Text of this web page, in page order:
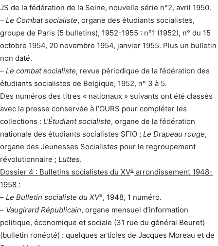
JS de la fédération de la Seine, nouvelle série n°2, avril 1950.
– Le Combat socialiste, organe des étudiants socialistes,
groupe de Paris (5 bulletins), 1952-1955 : n°1 (1952), n° du 15
octobre 1954, 20 novembre 1954, janvier 1955. Plus un bulletin
non daté.
– Le combat socialiste, revue périodique de la fédération des
étudiants socialistes de Belgique, 1952, n° 3 à 5.
Des numéros des titres « nationaux » suivants ont été classés
avec la presse conservée à l’OURS pour compléter les
collections : L’Étudiant socialiste, organe de la fédération
nationale des étudiants socialistes SFIO ; Le Drapeau rouge,
organe des Jeunesses Socialistes pour le regroupement
révolutionnaire ; Luttes.
Dossier 4 : Bulletins socialistes du XVe arrondissement 1948-
1958 :
– Le Bulletin socialiste du XVe, 1948, 1 numéro.
– Vaugirard Républicain, organe mensuel d’information
politique, économique et sociale (31 rue du général Beuret)
(bulletin ronéoté) : quelques articles de Jacques Moreau et de